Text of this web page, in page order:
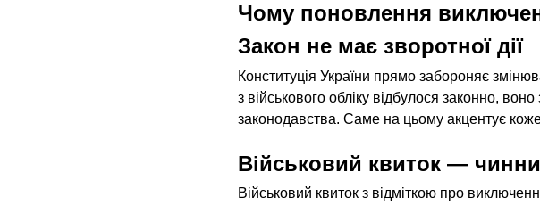
Чому поновлення
Закон не має зворотної дії
Конституція України прямо забороняє
з військового обліку відбулося законно,
законодавства. Саме на цьому акцентує
Військовий квиток —
Військовий квиток з відміткою про